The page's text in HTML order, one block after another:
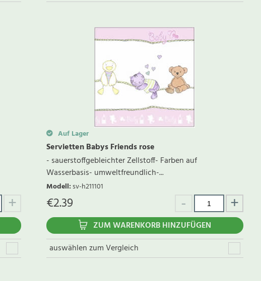
Auf Lager
Servietten Babys Friends rose
- sauerstoffgebleichter Zellstoff- Farben auf
Wasserbasis- umweltfreundlich-...
Modell:sv-h211101
€2.39
ZUM WARENKORB HINZUFÜGEN
auswählen zum Vergleich